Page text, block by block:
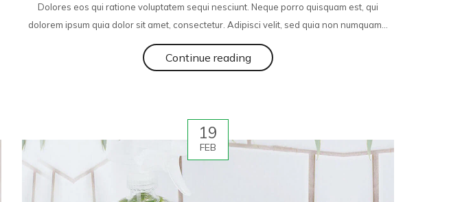
Dolores eos qui ratione voluptatem sequi nesciunt. Neque porro quisquam est, qui
dolorem ipsum quia dolor sit amet, consectetur. Adipisci velit, sed quia non numquam...
Continue reading
19
FEB